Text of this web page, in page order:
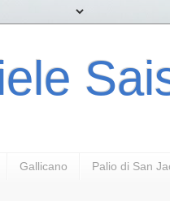
Gallicano Palio di San